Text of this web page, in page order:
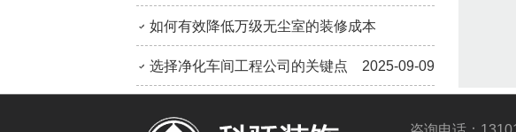
2025-09-19
如何有效降低万级无尘室的装修成本
2025-09-19
选择净化车间工程公司的关键点 2025-09-09